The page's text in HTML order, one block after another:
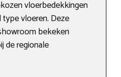
vloerbedekkingen
type vloeren. Deze
bekeken
de regionale